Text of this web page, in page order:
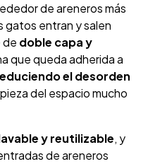
de areneros más
gatos entran y salen
de doble capa y
que queda adherida a
el desorden
del espacio mucho
y reutilizable, y
de areneros